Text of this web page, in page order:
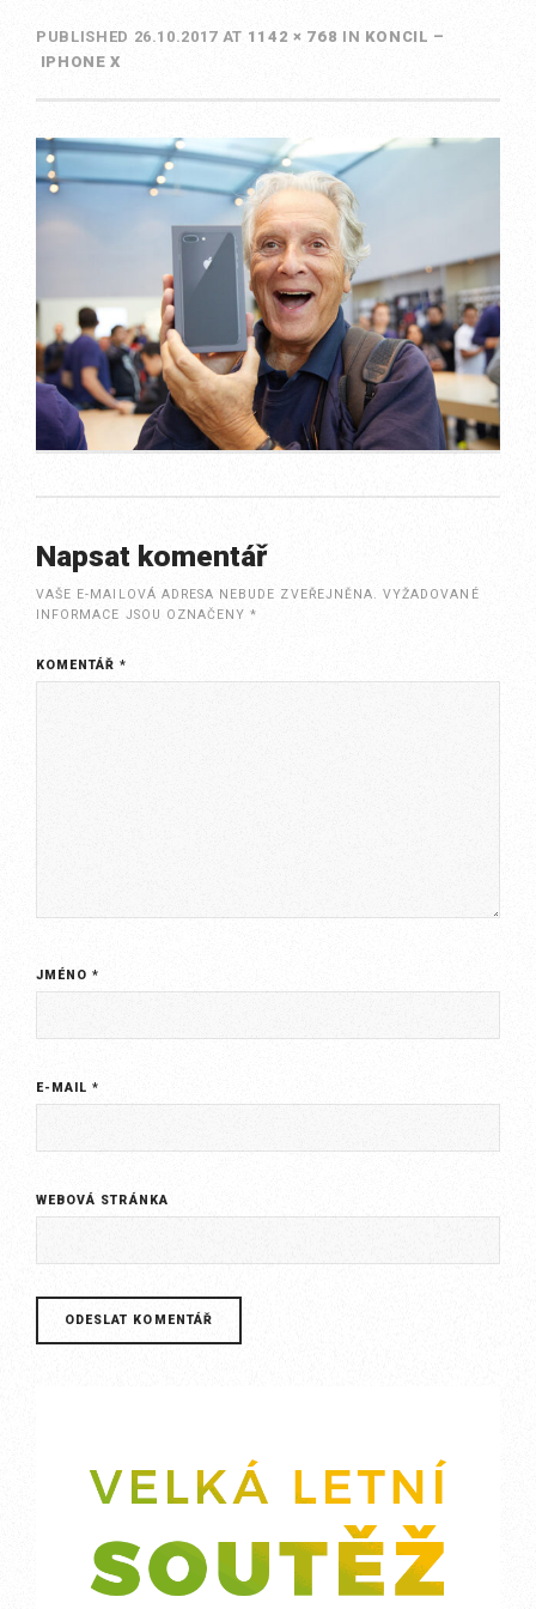
PUBLISHED 26.10.2017 AT 1142 × 768 IN KONCIL –
IPHONE X
Napsat komentář
VAŠE E-MAILOVÁ ADRESA NEBUDE ZVEŘEJNĚNA. VYŽADOVANÉ
INFORMACE JSOU OZNAČENY*
KOMENTÁŘ*
JMÉNO*
E-MAIL*
WEBOVÁ STRÁNKA